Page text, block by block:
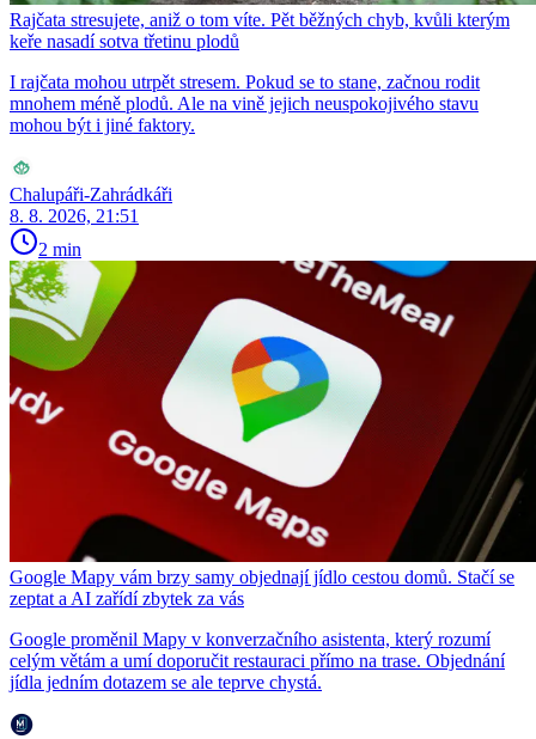
Rajčata stresujete, aniž o tom víte. Pět běžných chyb, kvůli kterým
keře nasadí sotva třetinu plodů
I rajčata mohou utrpět stresem. Pokud se to stane, začnou rodit
mnohem méně plodů. Ale na vině jejich neuspokojivého stavu
mohou být i jiné faktory.
Chalupáři-Zahrádkáři
8. 8. 2026, 21:51
2 min
Google Mapy vám brzy samy objednají jídlo cestou domů. Stačí se
zeptat a AI zařídí zbytek za vás
Google proměnil Mapy v konverzačního asistenta, který rozumí
celým větám a umí doporučit restauraci přímo na trase. Objednání
jídla jedním dotazem se ale teprve chystá.